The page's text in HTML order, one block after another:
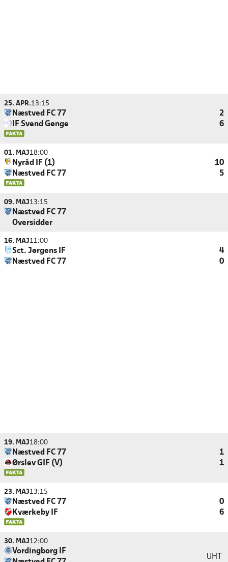
25. APR.13:15
Næstved FC 77
2
IF Svend Gønge
6
01. MAJ18:00
Nyråd IF (1)
10
Næstved FC 77
5
09. MAJ13:15
Næstved FC 77
Oversidder
16. MAJ11:00
Sct. Jørgens IF
4
Næstved FC 77
0
19. MAJ18:00
Næstved FC 77
1
Ørslev GIF (V)
1
23. MAJ13:15
Næstved FC 77
0
Kværkeby IF
6
30. MAJ12:00
Vordingborg IF
UHT